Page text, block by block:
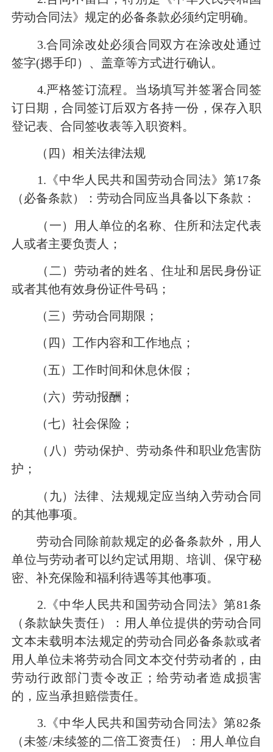
劳动合同法》规定的必备条款必须约定明确。
3.合同涂改处必须合同双方在涂改处通过
签字(摁手印）、盖章等方式进行确认。
4.严格签订流程。当场填写并签署合同签
订日期，合同签订后双方各持一份，保存入职
登记表、合同签收表等入职资料。
（四）相关法律法规
1.《中华人民共和国劳动合同法》第17条
（必备条款）：劳动合同应当具备以下条款：
（一）用人单位的名称、住所和法定代表
人或者主要负责人；
（二）劳动者的姓名、住址和居民身份证
或者其他有效身份证件号码；
（三）劳动合同期限；
（四）工作内容和工作地点；
（五）工作时间和休息休假；
（六）劳动报酬；
（七）社会保险；
（八）劳动保护、劳动条件和职业危害防
护；
（九）法律、法规规定应当纳入劳动合同
的其他事项。
劳动合同除前款规定的必备条款外，用人
单位与劳动者可以约定试用期、培训、保守秘
密、补充保险和福利待遇等其他事项。
2.《中华人民共和国劳动合同法》第81条
（条款缺失责任）：用人单位提供的劳动合同
文本未载明本法规定的劳动合同必备条款或者
用人单位未将劳动合同文本交付劳动者的，由
劳动行政部门责令改正；给劳动者造成损害
的，应当承担赔偿责任。
3.《中华人民共和国劳动合同法》第82条
（未签/未续签的二倍工资责任）：用人单位自